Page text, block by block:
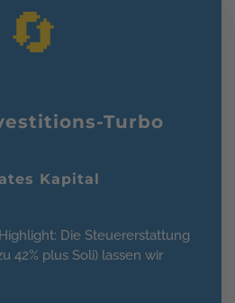
🔄
Turbo
Kapital
Die Steuererstattung
42% plus Soli) lassen wir